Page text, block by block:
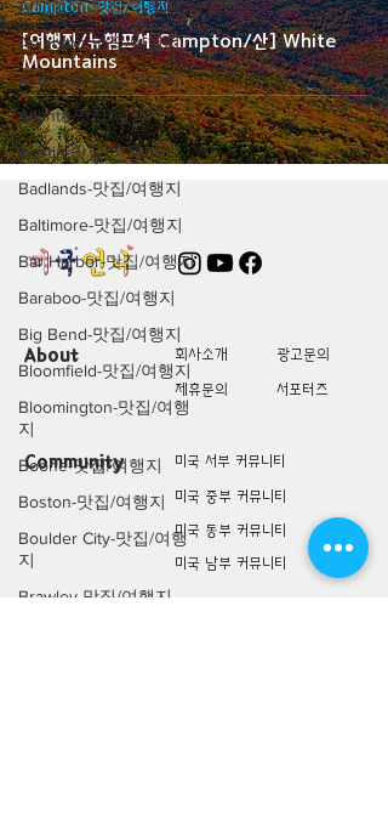
Arlington-맛집/여행지
Arlington-맛집/여행지
Asheville-맛집/여행지
Atlanta-맛집/여행지
Austin-맛집/여행지
Badlands-맛집/여행지
Baltimore-맛집/여행지
Bar Harbor-맛집/여행지
Baraboo-맛집/여행지
Big Bend-맛집/여행지
Bloomfield-맛집/여행지
Bloomington-맛집/여행
지
Boone-맛집/여행지
Boston-맛집/여행지
Boulder City-맛집/여행
지
Brawley-맛집/여행지
[여행지/뉴햄프셔 Campton/산] White
Mountains
Campton-맛집/여행지
About 회사소개
광고문의
제휴문의
서포터즈
Community
미국 서부 커뮤니티
미국 중부 커뮤니티
미국 동부 커뮤니티
미국 남부 커뮤니티